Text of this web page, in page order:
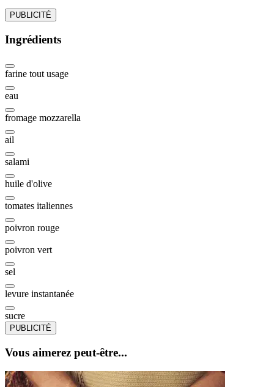
PUBLICITÉ
Ingrédients
farine tout usage
eau
fromage mozzarella
ail
salami
huile d'olive
tomates italiennes
poivron rouge
poivron vert
sel
levure instantanée
sucre
PUBLICITÉ
Vous aimerez peut-être...